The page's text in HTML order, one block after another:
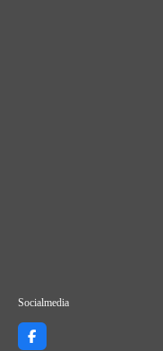
Socialmedia
F